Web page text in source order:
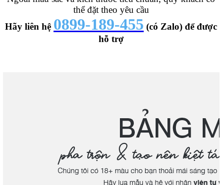
thể đặt theo yêu cầu
Hãy liên hệ 0899-189-455 (có Zalo) để được
hỗ trợ